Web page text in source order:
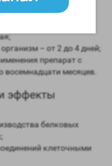
– от 2 до 4 дней;
препарат с
восемнадцати месяцев.
эффекты
белковых
клеточными